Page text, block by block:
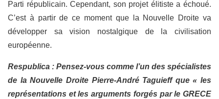
Parti républicain. Cependant, son projet élitiste a échoué.
C’est à partir de ce moment que la Nouvelle Droite va
développer sa vision nostalgique de la civilisation
européenne.
Respublica : Pensez-vous comme l’un des spécialistes
de la Nouvelle Droite Pierre-André Taguieffque « les
représentations et les arguments forgés par le GRECE